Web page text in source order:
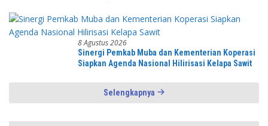
8 Agustus 2026
Sinergi Pemkab Muba dan Kementerian Koperasi
Siapkan Agenda Nasional Hilirisasi Kelapa Sawit
Selengkapnya